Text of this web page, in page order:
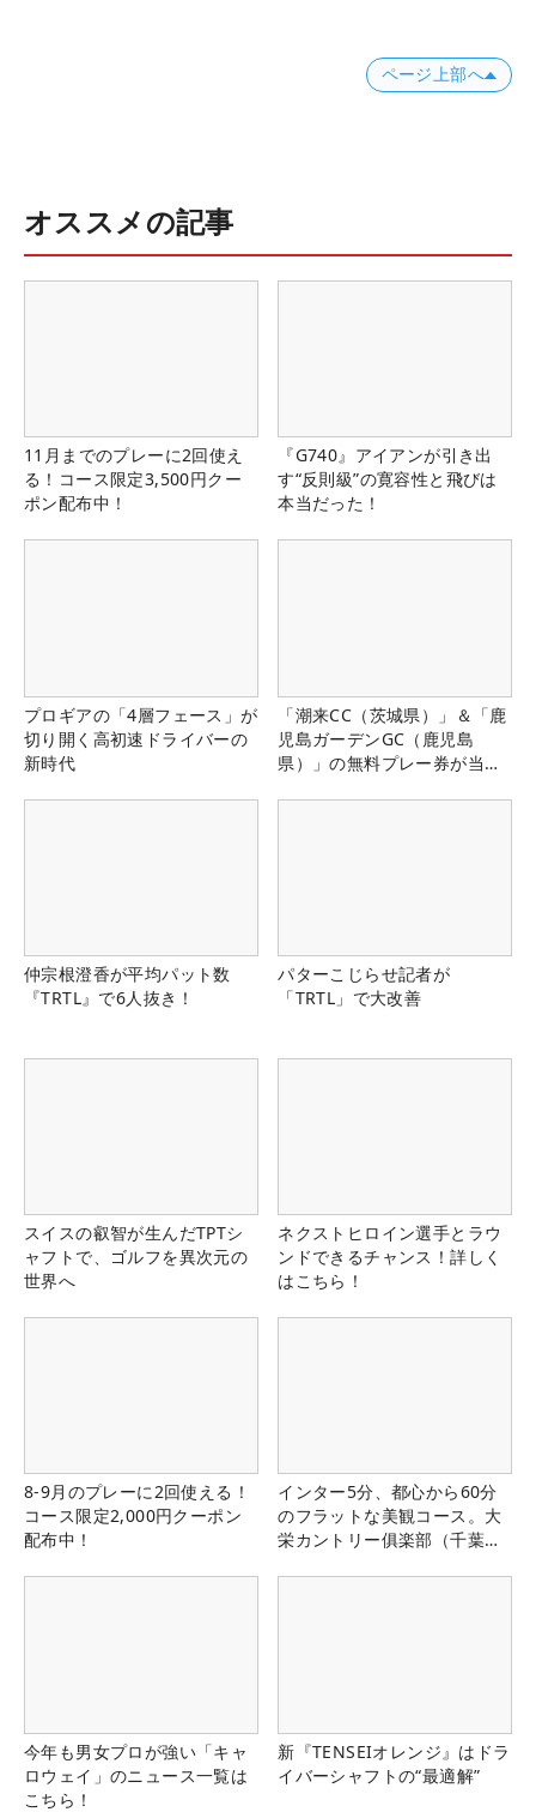
ページ上部へ
オススメの記事
11月までのプレーに2回使え
る！コース限定3,500円クー
ポン配布中！
『G740』アイアンが引き出
す“反則級”の寛容性と飛びは
本当だった！
プロギアの「4層フェース」が
切り開く高初速ドライバーの
新時代
「潮来CC（茨城県）」＆「鹿
児島ガーデンGC（鹿児島
県）」の無料プレー券が当た
仲宗根澄香が平均パット数
『TRTL』で6人抜き！
パターこじらせ記者が
「TRTL」で大改善
スイスの叡智が生んだTPTシ
ャフトで、ゴルフを異次元の
世界へ
ネクストヒロイン選手とラウ
ンドできるチャンス！詳しく
はこちら！
8-9月のプレーに2回使える！
コース限定2,000円クーポン
配布中！
インター5分、都心から60分
のフラットな美観コース。大
栄カントリー俱楽部（千葉
今年も男女プロが強い「キャ
ロウェイ」のニュース一覧は
こちら！
新『TENSEIオレンジ』はドラ
イバーシャフトの“最適解”